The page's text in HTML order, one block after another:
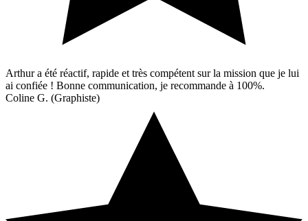
Arthur a été réactif, rapide et très compétent sur la mission que je lui
ai confiée ! Bonne communication, je recommande à 100%.
Coline G. (Graphiste)